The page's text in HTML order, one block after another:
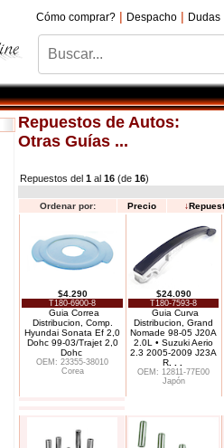
Cómo comprar? | Despacho | Dudas
Repuestos de Autos:
Otras Guías ...
Repuestos del 1 al 16 (de 16)
Ordenar por: Precio ↓
$4.290
T180-6900-8
Guia Correa
Distribucion, Comp.
Hyundai Sonata Ef 2,0
Dohc 99-03/Trajet 2,0
Dohc
OEM: 23355-38010
Corea
$24.090
T180-7593-8
Guia Curva
Distribucion, Grand
Nomade 98-05 J20A
2.0L • Suzuki Aerio
2.3 2005-2009 J23A
R. . .
OEM: 12811-77E00
Japón